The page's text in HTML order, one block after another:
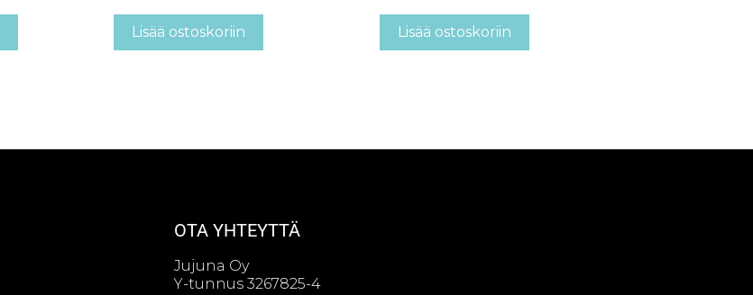
Lisää ostoskoriin Lisää ostoskoriin
OTA YHTEYTTÄ
Jujuna Oy
Y-tunnus 3267825-4